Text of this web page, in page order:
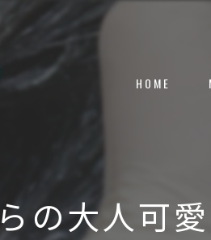
HOME
の大人可